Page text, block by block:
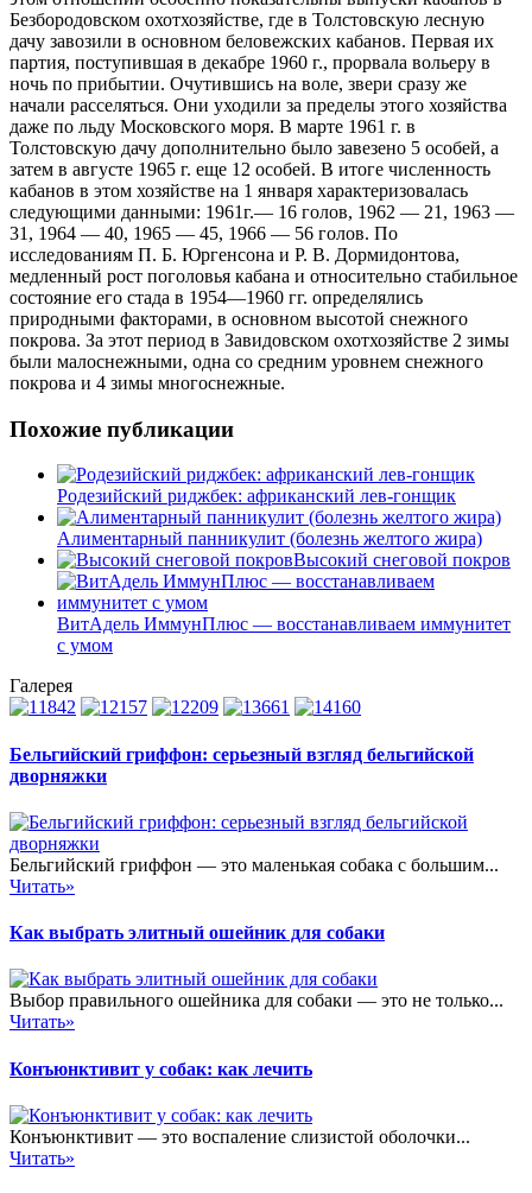
Безбородовском охотхозяйстве, где в Толстовскую лесную
дачу завозили в основном беловежских кабанов. Первая их
партия, поступившая в декабре 1960 г., прорвала вольеру в
ночь по прибытии. Очутившись на воле, звери сразу же
начали расселяться. Они уходили за пределы этого хозяйства
даже по льду Московского моря. В марте 1961 г. в
Толстовскую дачу дополнительно было завезено 5 особей, а
затем в августе 1965 г. еще 12 особей. В итоге численность
кабанов в этом хозяйстве на 1 января характеризовалась
следующими данными: 1961г.— 16 голов, 1962 — 21, 1963 —
31, 1964 — 40, 1965 — 45, 1966 — 56 голов. По
исследованиям П. Б. Юргенсона и Р. В. Дормидонтова,
медленный рост поголовья кабана и относительно стабильное
состояние его стада в 1954—1960 гг. определялись
природными факторами, в основном высотой снежного
покрова. За этот период в Завидовском охотхозяйстве 2 зимы
были малоснежными, одна со средним уровнем снежного
покрова и 4 зимы многоснежные.
Похожие публикации
Родезийский риджбек: африканский лев-гонщик
Алиментарный панникулит (болезнь желтого жира)
Высокий снеговой покров
ВитАдель ИммунПлюс — восстанавливаем иммунитет
с умом
Галерея
Бельгийский гриффон: серьезный взгляд бельгийской
дворняжки
Бельгийский гриффон — это маленькая собака с большим...
Читать»
Как выбрать элитный ошейник для собаки
Выбор правильного ошейника для собаки — это не только...
Читать»
Конъюнктивит у собак: как лечить
Конъюнктивит — это воспаление слизистой оболочки...
Читать»